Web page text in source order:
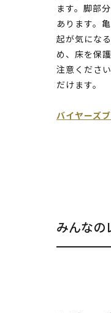
ます。脚部
あります。
起が気にな
め、床を保
注意くださ
だけます。
バイヤーズ
みんなの